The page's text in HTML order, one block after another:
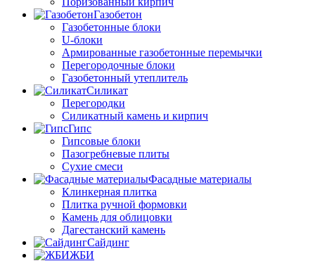
Газобетон
Газобетонные блоки
U-блоки
Армированные газобетонные перемычки
Перегородочные блоки
Газобетонный утеплитель
Силикат
Перегородки
Силикатный камень и кирпич
Гипс
Гипсовые блоки
Пазогребневые плиты
Сухие смеси
Фасадные материалы
Клинкерная плитка
Плитка ручной формовки
Камень для облицовки
Дагестанский камень
Сайдинг
ЖБИ